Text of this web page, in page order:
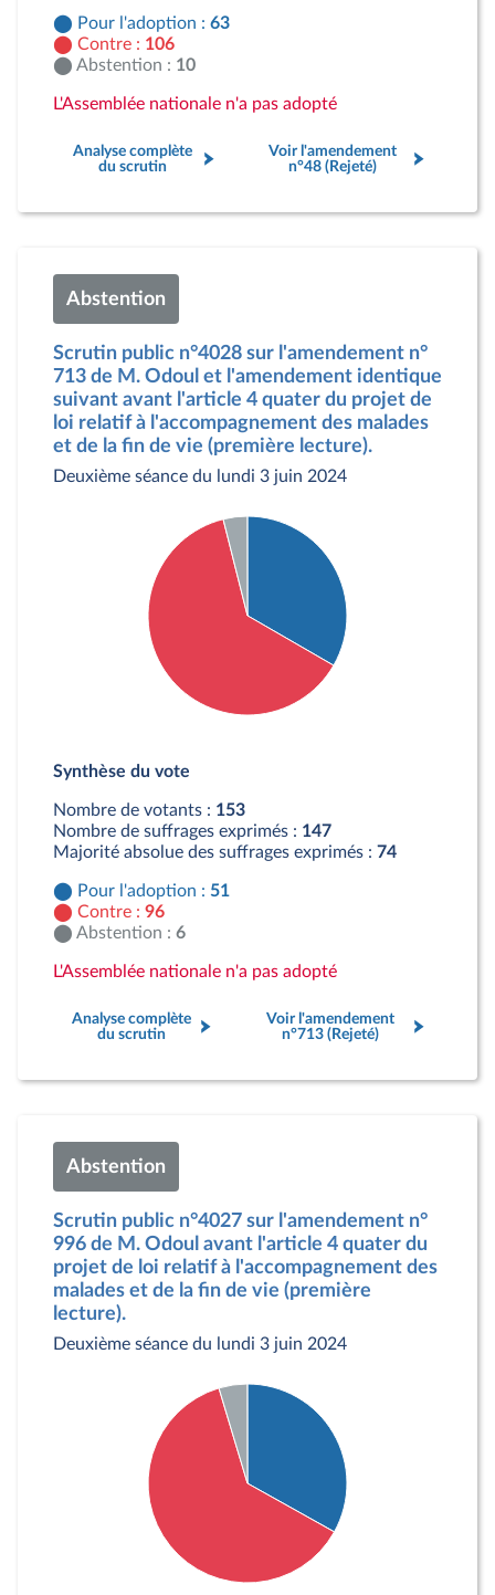
Pour l'adoption : 63
Contre : 106
Abstention : 10
L'Assemblée nationale n'a pas adopté
Analyse complète
du scrutin
Voir l'amendement
n°48 (Rejeté)
Abstention
Scrutin public n°4028 sur l'amendement n°
713 de M. Odoul et l'amendement identique
suivant avant l'article 4 quater du projet de
loi relatif à l'accompagnement des malades
et de la fin de vie (première lecture).
Deuxième séance du lundi 3 juin 2024
Contre : 96 députés
Synthèse du vote
Nombre de votants : 153
Nombre de suffrages exprimés : 147
Majorité absolue des suffrages exprimés : 74
Pour l'adoption : 51
Contre : 96
Abstention : 6
L'Assemblée nationale n'a pas adopté
Analyse complète
du scrutin
Voir l'amendement
n°713 (Rejeté)
Abstention
Scrutin public n°4027 sur l'amendement n°
996 de M. Odoul avant l'article 4 quater du
projet de loi relatif à l'accompagnement des
malades et de la fin de vie (première
lecture).
Deuxième séance du lundi 3 juin 2024